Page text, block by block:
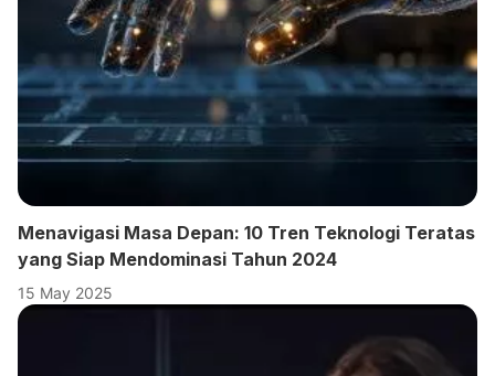
Menavigasi Masa Depan: 10 Tren Teknologi Teratas
yang Siap Mendominasi Tahun 2024
15 May 2025